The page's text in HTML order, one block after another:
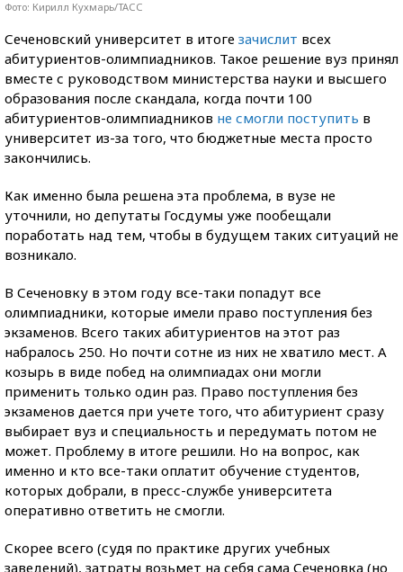
Фото: Кирилл Кухмарь/ТАСС
Сеченовский университет в итоге зачислит всех
абитуриентов-олимпиадников. Такое решение вуз принял
вместе с руководством министерства науки и высшего
образования после скандала, когда почти 100
абитуриентов-олимпиадников не смогли поступить в
университет из-за того, что бюджетные места просто
закончились.
Как именно была решена эта проблема, в вузе не
уточнили, но депутаты Госдумы уже пообещали
поработать над тем, чтобы в будущем таких ситуаций не
возникало.
В Сеченовку в этом году все-таки попадут все
олимпиадники, которые имели право поступления без
экзаменов. Всего таких абитуриентов на этот раз
набралось 250. Но почти сотне из них не хватило мест. А
козырь в виде побед на олимпиадах они могли
применить только один раз. Право поступления без
экзаменов дается при учете того, что абитуриент сразу
выбирает вуз и специальность и передумать потом не
может. Проблему в итоге решили. Но на вопрос, как
именно и кто все-таки оплатит обучение студентов,
которых добрали, в пресс-службе университета
оперативно ответить не смогли.
Скорее всего (судя по практике других учебных
заведений), затраты возьмет на себя сама Сеченовка (но